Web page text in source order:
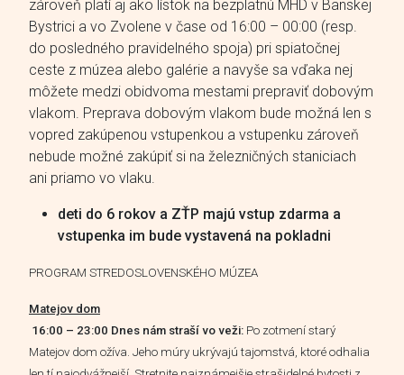
zároveň platí aj ako lístok na bezplatnú MHD v Banskej
Bystrici a vo Zvolene v čase od 16:00 – 00:00 (resp.
do posledného pravidelného spoja) pri spiatočnej
ceste z múzea alebo galérie a navyše sa vďaka nej
môžete medzi obidvoma mestami prepraviť dobovým
vlakom. Preprava dobovým vlakom bude možná len s
vopred zakúpenou vstupenkou a vstupenku zároveň
nebude možné zakúpiť si na železničných staniciach
ani priamo vo vlaku.
deti do 6 rokov a ZŤP majú vstup zdarma a
vstupenka im bude vystavená na pokladni
PROGRAM STREDOSLOVENSKÉHO MÚZEA
Matejov dom
16:00 – 23:00 Dnes nám straší vo veži: Po zotmení starý
Matejov dom ožíva. Jeho múry ukrývajú tajomstvá, ktoré odhalia